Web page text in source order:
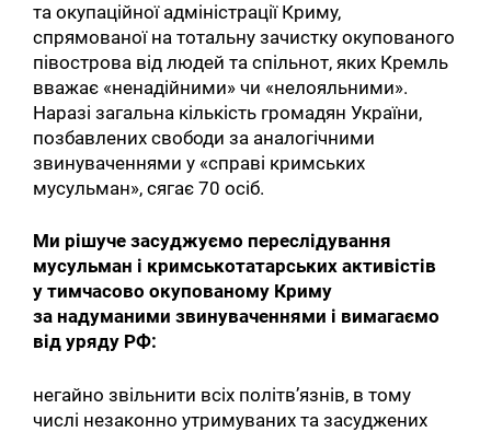
та окупаційної адміністрації Криму,
спрямованої на тотальну зачистку окупованого
півострова від людей та спільнот, яких Кремль
вважає «ненадійними» чи «нелояльними».
Наразі загальна кількість громадян України,
позбавлених свободи за аналогічними
звинуваченнями у «справі кримських
мусульман», сягає 70 осіб.
Ми рішуче засуджуємо переслідування
мусульман і кримськотатарських активістів
у тимчасово окупованому Криму
за надуманими звинуваченнями і вимагаємо
від уряду РФ:
негайно звільнити всіх політв’язнів, в тому
числі незаконно утримуваних та засуджених